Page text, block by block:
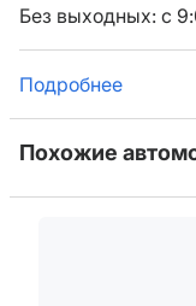
Без выходных: с
Подробнее
Похожие